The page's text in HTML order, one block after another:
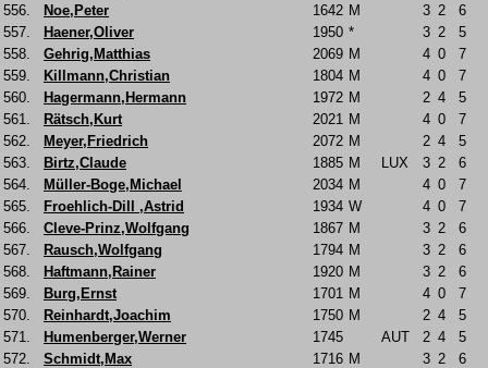
556.
Noe,Peter 1642 M 3 2
6
557.
Haener,Oliver 1950 * 3 2
5
558.
Gehrig,Matthias 2069 M 4 0
7
559.
Killmann,Christian 1804 M 4 0
7
560.
Hagermann,Hermann 1972 M 2 4
5
561.
Rätsch,Kurt 2021 M 4 0
7
562.
Meyer,Friedrich 2072 M 2 4
5
563.
Birtz,Claude 1885 M LUX 3 2
6
564.
Müller-Boge,Michael 2034 M 4 0
7
565.
Froehlich-Dill ,Astrid 1934 W 4 0
7
566.
Cleve-Prinz,Wolfgang 1867 M 3 2
6
567.
Rausch,Wolfgang 1794 M 3 2
6
568.
Haftmann,Rainer 1920 M 3 2
6
569.
Burg,Ernst 1701 M 4 0
7
570.
Reinhardt,Joachim 1750 M 2 4
5
571.
Humenberger,Werner 1745 AUT 2 4
5
572.
Schmidt,Max 1716 M 3 2
6